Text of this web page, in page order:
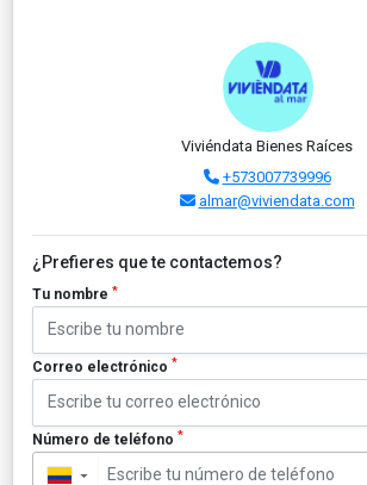
Viviéndata Bienes Raíces
+573007739996
almar@viviendata.com
¿Prefieres que te contactemos?
Tu nombre *
Correo electrónico *
Número de teléfono *
▼